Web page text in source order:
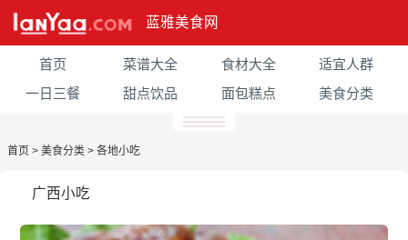
蓝雅美食网
首页 菜谱大全 食材大全
适宜人群
一日三餐
甜点饮品 面包糕点 美食分类
首页 > 美食分类 > 各地小吃
广西小吃